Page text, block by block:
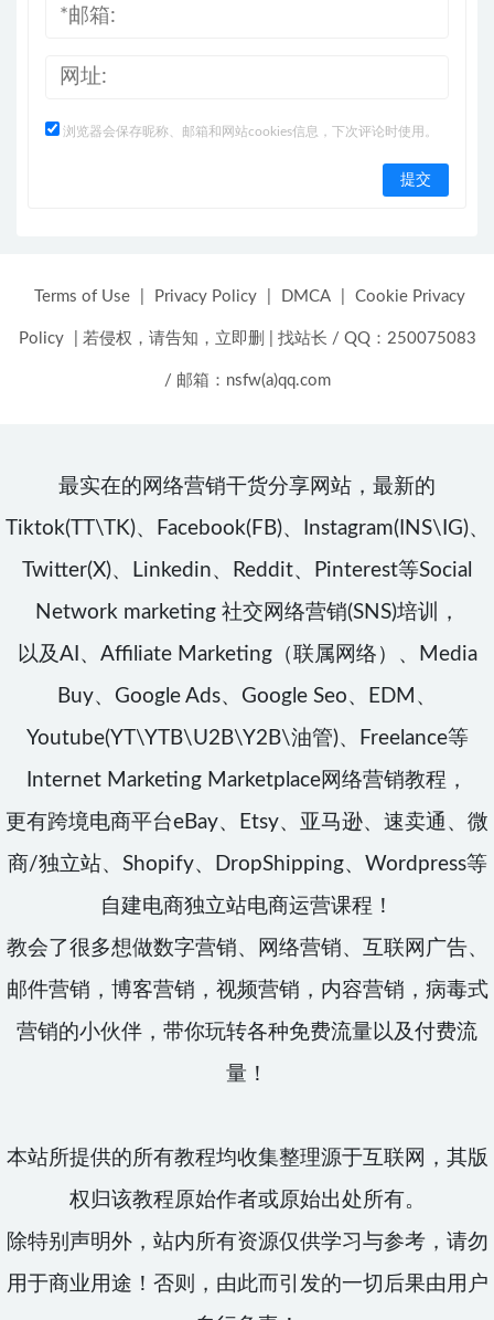
浏览器会保存昵称、邮箱和网站cookies信息，下次评论时使用。
Terms of Use Privacy Policy DMCA Cookie Privacy
Policy 若侵权，请告知，立即删 找站长 / QQ：250075083
/ 邮箱：nsfw(a)qq.com
最实在的网络营销干货分享网站，最新的
Tiktok(TT\TK)、Facebook(FB)、Instagram(INS\IG)、
Twitter(X)、Linkedin、Reddit、Pinterest等Social
Network marketing 社交网络营销(SNS)培训，
以及AI、Affiliate Marketing（联属网络）、Media
Buy、Google Ads、Google Seo、EDM、
Youtube(YT\YTB\U2B\Y2B\油管)、Freelance等
Internet Marketing Marketplace网络营销教程，
更有跨境电商平台eBay、Etsy、亚马逊、速卖通、微
商/独立站、Shopify、DropShipping、Wordpress等
自建电商独立站电商运营课程！
教会了很多想做数字营销、网络营销、互联网广告、
邮件营销，博客营销，视频营销，内容营销，病毒式
营销的小伙伴，带你玩转各种免费流量以及付费流
量！
本站所提供的所有教程均收集整理源于互联网，其版
权归该教程原始作者或原始出处所有。
除特别声明外，站内所有资源仅供学习与参考，请勿
用于商业用途！否则，由此而引发的一切后果由用户